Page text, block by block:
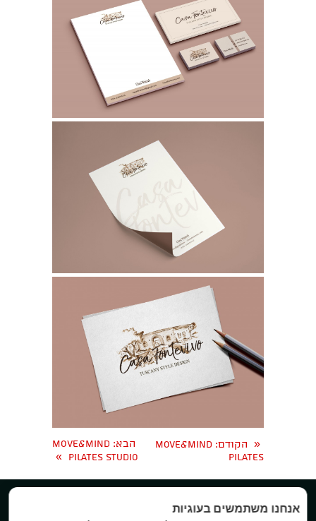
« הקודם : Move&Mind
Pilates
הבא : MOVE&MIND
PILATES STUDIO
»

אנחנו משתמשים בעוגיות